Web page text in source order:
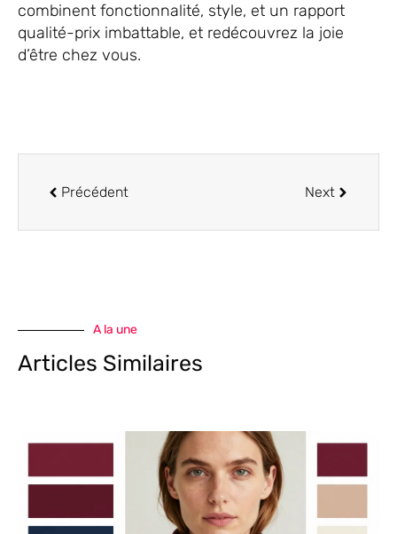
combinent fonctionnalité, style, et un rapport
qualité-prix imbattable, et redécouvrez la joie
d’être chez vous.
Précédent Next
A la une
Articles Similaires